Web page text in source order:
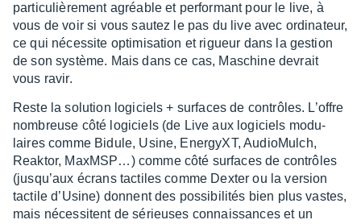
parti­cu­liè­re­ment agréable et perfor­mant pour le live, à
vous de voir si vous sautez le pas du live avec ordi­na­teur,
ce qui néces­site opti­mi­sa­tion et rigueur dans la gestion
de son système. Mais dans ce cas, Maschine devrait
vous ravir.
Reste la solu­tion logi­ciels + surfaces de contrôles. L’offre
nombreuse côté logi­ciels (de Live aux logi­ciels modu­
laires comme Bidule, Usine, Ener­gyXT, Audio­Mulch,
Reak­tor, MaxM­SP…) comme côté surfaces de contrôles
(jusqu’aux écrans tactiles comme Dexter ou la version
tactile d’Usine) donnent des possi­bi­li­tés bien plus vastes,
mais néces­sitent de sérieuses connais­sances et un